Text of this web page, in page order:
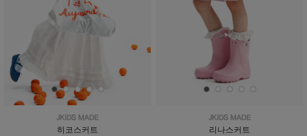
히코스커트 리나스커트